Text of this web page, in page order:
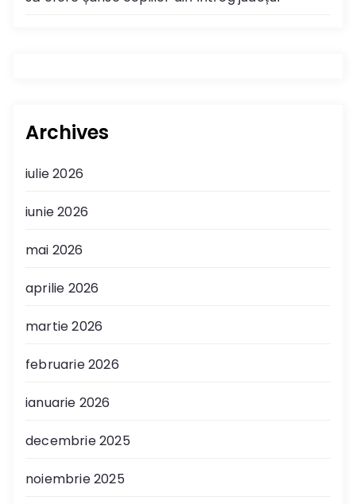
Archives
iulie 2026
iunie 2026
mai 2026
aprilie 2026
martie 2026
februarie 2026
ianuarie 2026
decembrie 2025
noiembrie 2025